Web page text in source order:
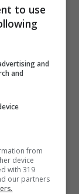
to use
and
and
from
device
with 319
our partners